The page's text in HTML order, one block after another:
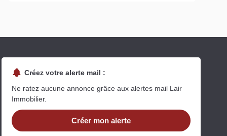
Créez votre alerte mail :
Ne ratez aucune annonce grâce aux alertes mail Lair
Immobilier.
Créer mon alerte